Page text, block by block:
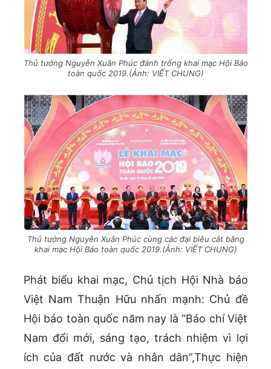
Thủ tướng Nguyễn Xuân Phúc đánh trống khai mạc Hội Báo
toàn quốc 2019.(Ảnh: VIẾT CHUNG)
Thủ tướng Nguyễn Xuân Phúc cùng các đại biêu cắt băng
khai mạc Hội Báo toàn quốc 2019.(Ảnh: VIẾT CHUNG)
Phát biểu khai mạc, Chủ tịch Hội Nhà báo
Việt Nam Thuận Hữu nhấn mạnh: Chủ đề
Hội báo toàn quốc năm nay là “Báo chí Việt
Nam đổi mới, sáng tạo, trách nhiệm vì lợi
ích của đất nước và nhân dân”,Thực hiện